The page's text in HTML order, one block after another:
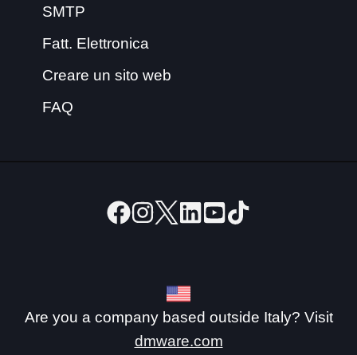
SMTP
Fatt. Elettronica
Creare un sito web
FAQ
Are you a company based outside Italy? Visit
dmware.com